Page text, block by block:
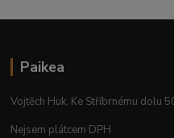
Paikea
Vojtěch Huk, Ke Stříbrnému dolu
Nejsem plátcem DPH